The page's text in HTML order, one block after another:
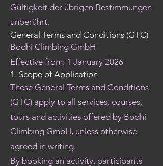
Gültigkeit der übrigen Bestimmungen
unberührt.
General Terms and Conditions (GTC)
Bodhi Climbing GmbH
Effective from: 1 January 2026
1. Scope of Application
These General Terms and Conditions
(GTC) apply to all services, courses,
tours and activities offered by Bodhi
Climbing GmbH, unless otherwise
agreed in writing.
By booking an activity, participants